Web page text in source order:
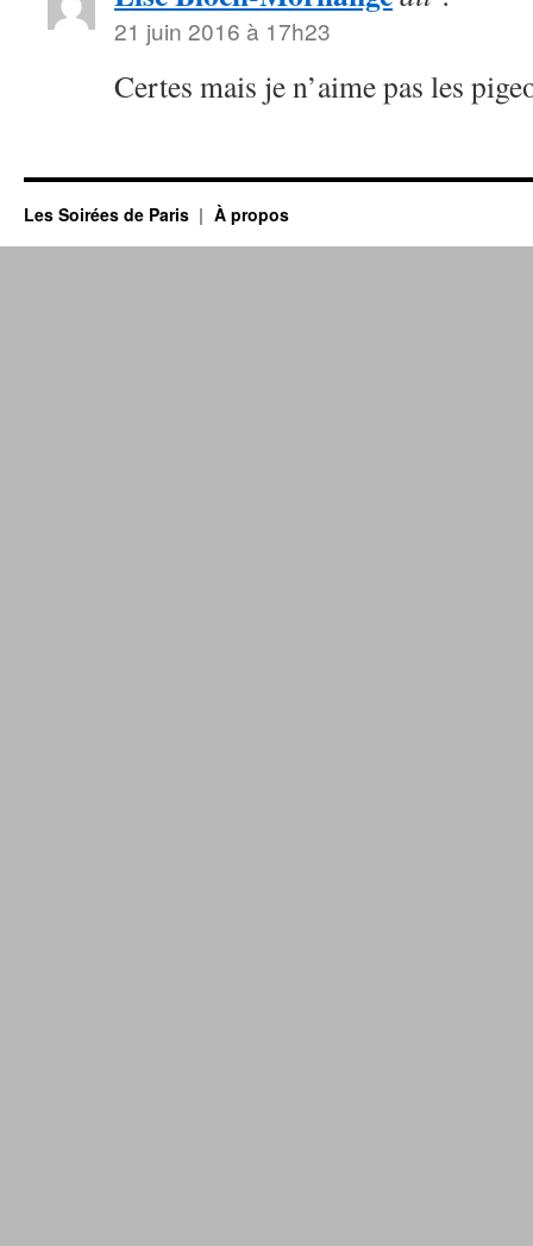
21 juin 2016 à 17h23
Certes mais je n’aime pas les
Les Soirées de Paris À propos